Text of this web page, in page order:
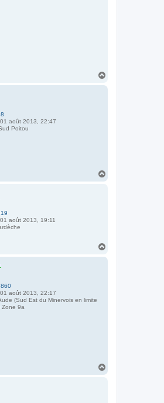
01 août 2013, 22:47
Poitou
01 août 2013, 19:11
01 août 2013, 22:17
(Sud Est du Minervois en limite
Zone 9a